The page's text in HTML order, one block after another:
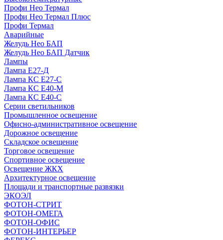
Профи Нео Термал
Профи Нео Термал Плюс
Профи Термал
Аварийные
Желудь Нео БАП
Желудь Нео БАП Датчик
Лампы
Лампа Е27-Д
Лампа КС Е27-С
Лампа КС Е40-М
Лампа КС Е40-С
Серии светильников
Промышленное освещение
Офисно-административное освещение
Дорожное освещение
Складское освещение
Торговое освещение
Спортивное освещение
Освещение ЖКХ
Архитектурное освещение
Площади и транспортные развязки
ЭКОЭЛ
ФОТОН-СТРИТ
ФОТОН-ОМЕГА
ФОТОН-ОФИС
ФОТОН-ИНТЕРЬЕР